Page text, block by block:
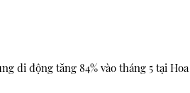
di động tăng 84% vào tháng 5 tại Hoa